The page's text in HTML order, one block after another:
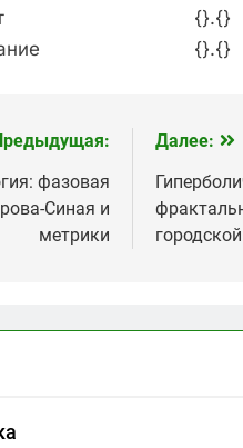
{}.{}
{}.{}
фазовая
Синая и
метрики
Далее: